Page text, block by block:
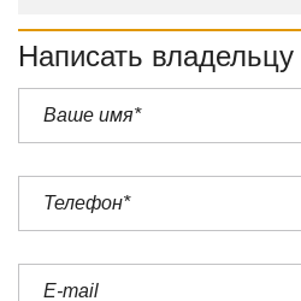
Написать владельцу